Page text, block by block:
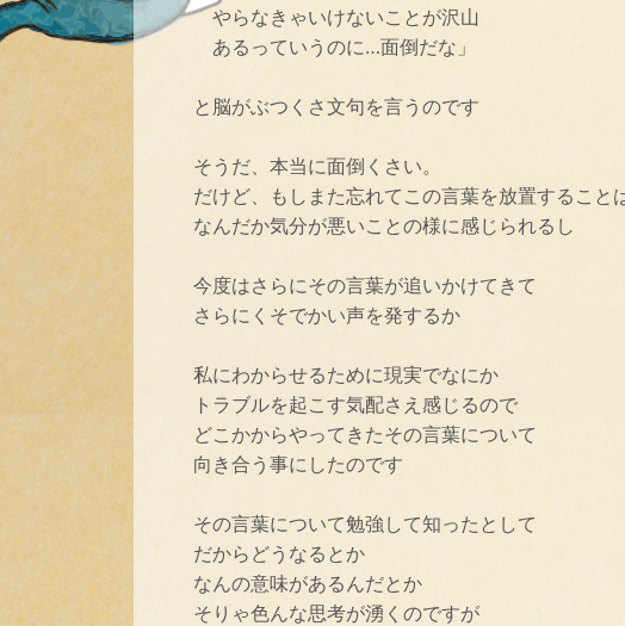
やらなきゃいけないことが沢山
あるっていうのに…面倒だな」
と脳がぶつくさ文句を言うのです
そうだ、本当に面倒くさい。
だけど、もしまた忘れてこの言葉を放置すること
なんだか気分が悪いことの様に感じられるし
今度はさらにその言葉が追いかけてきて
さらにくそでかい声を発するか
私にわからせるために現実でなにか
トラブルを起こす気配さえ感じるので
どこかからやってきたその言葉について
向き合う事にしたのです
その言葉について勉強して知ったとして
だからどうなるとか
なんの意味があるんだとか
そりゃ色んな思考が湧くのですが